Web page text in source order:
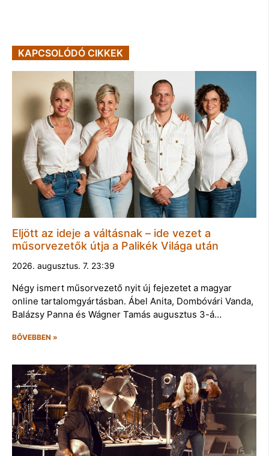
KAPCSOLÓDÓ CIKKEK
Eljött az ideje a váltásnak – ide vezet a
műsorvezetők útja a Palikék Világa után
2026. augusztus. 7. 23:39
Négy ismert műsorvezető nyit új fejezetet a magyar
online tartalomgyártásban. Ábel Anita, Dombóvári Vanda,
Balázsy Panna és Wágner Tamás augusztus 3-á…
BŐVEBBEN »